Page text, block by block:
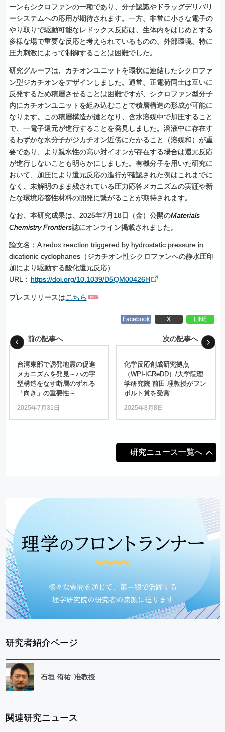
ーンもシクロファンの一種であり、分子認識やドラッグデリバリ
ーシステムへの応用が期待されます。一方、非常に小さな電子の
やり取りで駆動可能なレドックス反応は、生体内をはじめとする
多様な場で重要な反応と考えられているものの、外部環境、特に
圧力刺激によって制御することは困難でした。
研究グループは、カチオンユニットを環状に連結したシクロファ
ン型ジカチオンをデザインしました。通常、正電荷同士は互いに
反発するため積層させることは困難ですが、シクロファン型分子
内にカチオンユニットを組み込むことで積層構造の形成が可能に
なります。この積層構造が鍵となり、含水溶媒中で加圧すること
で、一電子還元が進行することを発見しました。溶液中に存在す
るわずかな水分子がジカチオン近傍にたかること（溶媒和）が重
要であり、より親水性の高い対イオンが存在する場合は還元反応
が進行しないことも明らかにしました。有機分子を用いた研究に
おいて、加圧により還元反応の進行が確認された例はこれまでに
なく、未解明のまま残されている圧力応答メカニズムの実証や新
たな環境応答性材料の開発に繋がることが期待されます。
なお、本研究成果は、2025年7月18日（金）公開のMaterials
Chemistry Frontiers誌にオンライン掲載されました。
論文名：A redox reaction triggered by hydrostatic pressure in
dicationic cyclophanes（ジカチオン性シクロファンへの静水圧印
加により駆動する酸化還元反応）
URL： https://doi.org/10.1039/D5QM00426H
プレスリリースはこちら
Facebook X LINE
前の記事へ
台湾東部で誘発地震の促進
メカニズムを発見～ハの字
型構造をなす断層のずれる
「向き」 の重要性～
2025年7月31日
次の記事へ
化学反応創成研究拠点
（WPI-ICReDD） /⼤学院理
学研究院 前⽥ 理教授がフン
ボルト 賞を受賞
2025年8月8日
研究ニュース一覧へ
研究者紹介ページ
石垣 侑祐 准教授
関連研究ニュース